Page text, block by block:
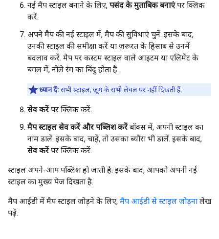
नई मैप स्टाइल बनाने के लिए, पसंद के मुताबिक बनाएंपर क्लिक
करें.
अपने मैप की नई स्टाइल में, मैप की सुविधाएं चुनें. इसके बाद,
उनकी स्टाइल की समीक्षा करें या ज़रूरत के हिसाब से उनमें
बदलाव करें. मैप पर कस्टम स्टाइल वाले आइटम या एलिमेंट के
बगल में, नीले रंग का बिंदु होता है.
ध्यान दें: सभी स्टाइल, ज़ूम के सभी लेवल पर नहीं दिखती हैं.
सेव करेंपर क्लिक करें.
मैप स्टाइल सेव करें और पब्लिश करेंबॉक्स में, अपनी स्टाइल का
नाम डालें. इसके बाद, चाहें, तो उसका ब्यौरा भी डालें. इसके बाद,
सेव करेंपर क्लिक करें.
स्टाइल अपने-आप पब्लिश हो जाती है. इसके बाद, आपको अपनी नई
स्टाइल का मुख्य पेज दिखता है.
मैप आईडी में मैप स्टाइल जोड़ने के लिए, मैप आईडी से स्टाइल जोड़ना लेख
पढ़ें.